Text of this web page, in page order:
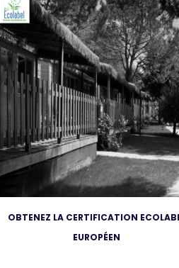
OBTENEZ LA CERTIFICATION
EUROPÉEN